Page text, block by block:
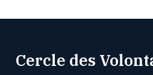
Cercle des